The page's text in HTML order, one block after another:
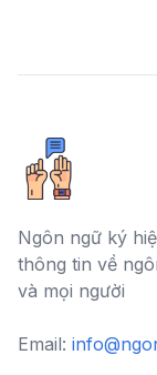
Ngôn ngữ ký
thông tin về
và mọi người
Email: